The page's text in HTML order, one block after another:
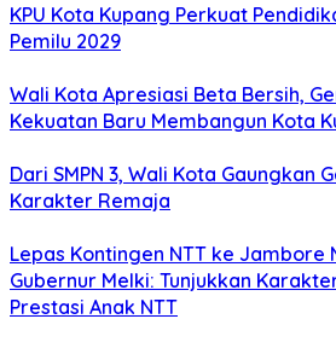
KPU Kota Kupang Perkuat
Pemilu 2029
Wali Kota Apresiasi Beta Bersih,
Kekuatan Baru Membangun Kota
Dari SMPN 3, Wali Kota Gaungkan
Karakter Remaja
Lepas Kontingen NTT ke Jambore
Gubernur Melki: Tunjukkan
Prestasi Anak NTT